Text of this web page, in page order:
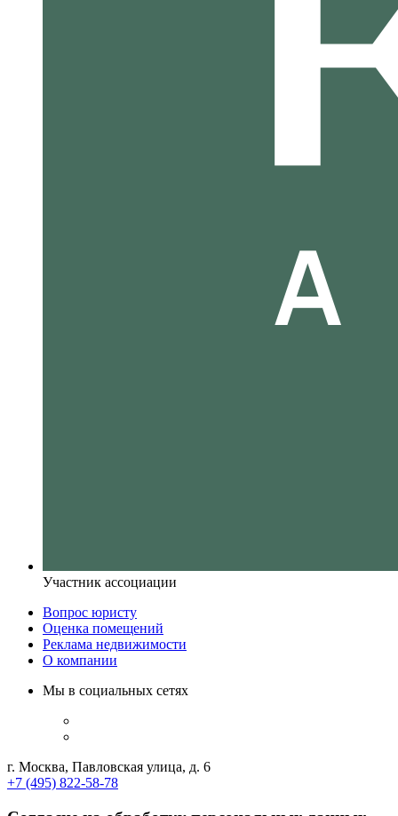
Участник ассоциации
Вопрос юристу
Оценка помещений
Реклама недвижимости
О компании
Мы в социальных сетях
г. Москва, Павловская улица, д. 6
+7 (495) 822-58-78